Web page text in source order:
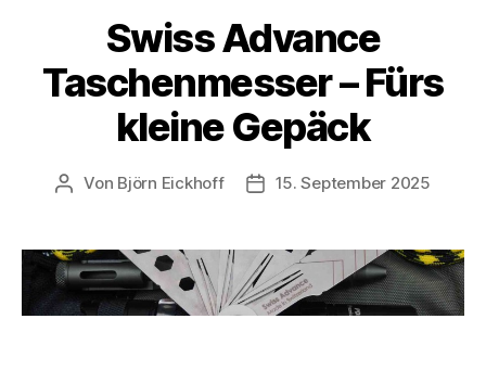
Swiss Advance
Taschenmesser – Fürs
kleine Gepäck
Beitragsautor
Von Björn Eickhoff Veröffentlichungsdatum
15. September 2025